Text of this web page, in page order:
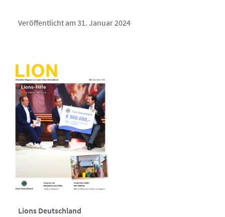
Veröffentlicht am 31. Januar 2024
Lions Deutschland